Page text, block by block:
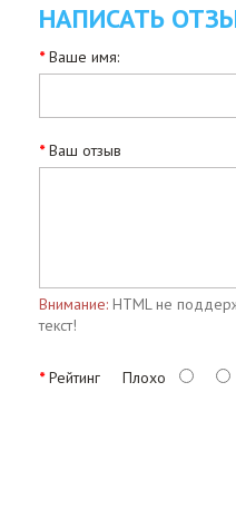
НАПИСАТЬ
Ваше имя:
Ваш отзыв
Внимание: HTML не
текст!
Рейтинг Плохо